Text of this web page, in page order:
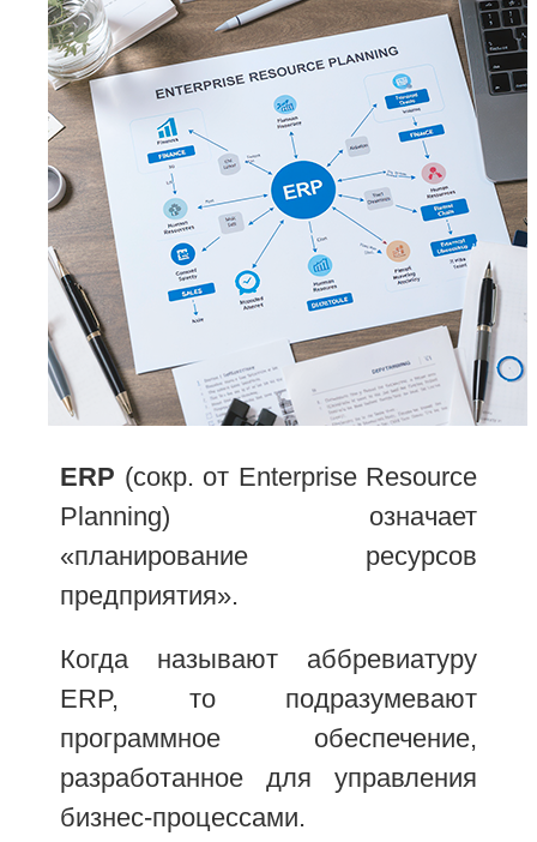
ERP (сокр. от Enterprise Resource
Planning) означает
«планирование ресурсов
предприятия».
Когда называют аббревиатуру
ERP, то подразумевают
программное обеспечение,
разработанное для управления
бизнес-процессами.